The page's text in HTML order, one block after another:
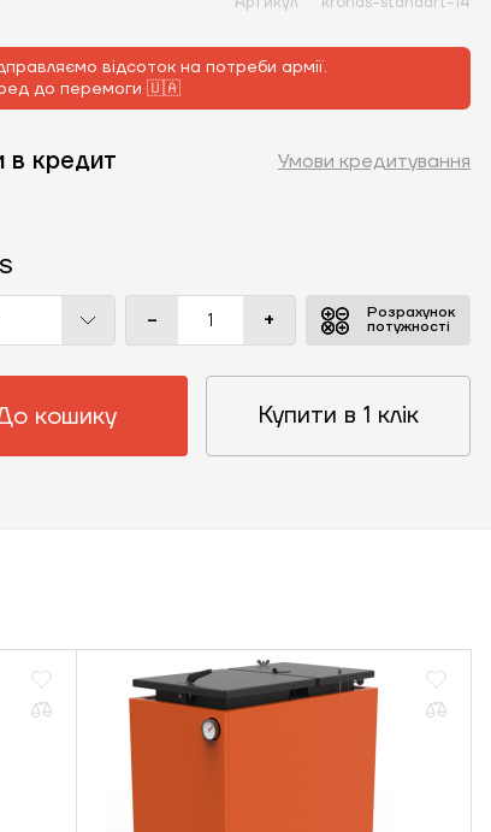
відсоток на потреби армії.
до перемоги 🇺🇦
в кредит Умови кредитування
- +
Розрахунок
потужності
кошику Купити в 1 клік